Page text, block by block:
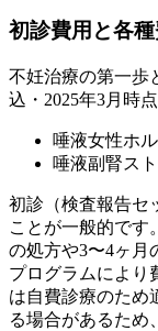
初診費用と各
不妊治療の第一歩
込・2025年3月時点
唾液女性ホ
唾液副腎ス
初診（検査報告セ
ことが一般的です
の処方や3〜4ヶ月
プログラムにより
は自費診療のため
る場合があるため